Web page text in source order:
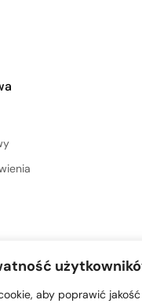
aby poprawić